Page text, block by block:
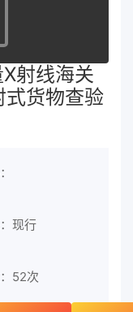
射线海关
货物查验
现行
52次